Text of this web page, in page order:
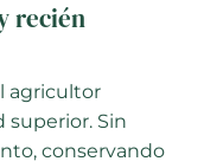
recién
agricultor
superior. Sin
conservando